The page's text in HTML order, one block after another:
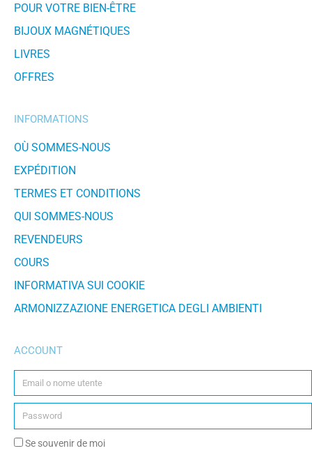
POUR VOTRE BIEN-ÊTRE
BIJOUX MAGNÉTIQUES
LIVRES
OFFRES
INFORMATIONS
OÙ SOMMES-NOUS
EXPÉDITION
TERMES ET CONDITIONS
QUI SOMMES-NOUS
REVENDEURS
COURS
INFORMATIVA SUI COOKIE
ARMONIZZAZIONE ENERGETICA DEGLI AMBIENTI
ACCOUNT
Se souvenir de moi